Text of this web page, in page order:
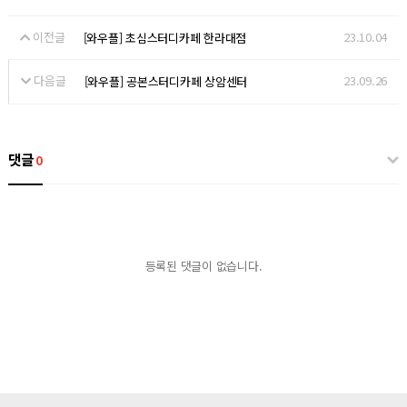
이전글 [와우플] 초심스터디카페 한라대점 23.10.04
다음글 [와우플] 공본스터디카페 상암센터 23.09.26
댓글0
등록된 댓글이 없습니다.